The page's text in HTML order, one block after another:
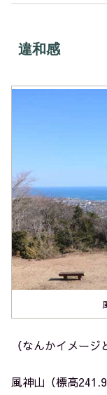
違和感
（なんかイメージ
風神山（標高